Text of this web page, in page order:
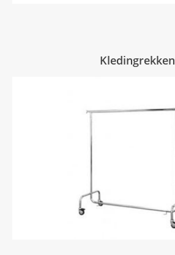
Kledingrekken